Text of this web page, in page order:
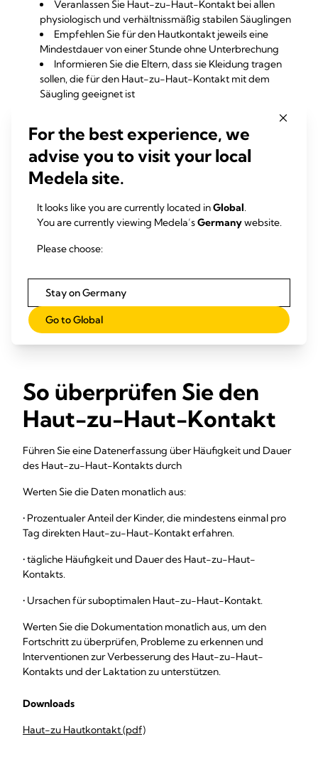
Veranlassen Sie Haut-zu-Haut-Kontakt bei allen
physiologisch und verhältnissmäßig stabilen Säuglingen
Empfehlen Sie für den Hautkontakt jeweils eine
Mindestdauer von einer Stunde ohne Unterbrechung
Informieren Sie die Eltern, dass sie Kleidung tragen
sollen, die für den Haut-zu-Haut-Kontakt mit dem
Säugling geeignet ist
Abpumpen von Muttermilch während des Hautkontakts
oder direkt danach.
Ermöglichen Sie der Mutter, dem Säugling während
des Hautkontakts die (zuletzt abgepumpte) Brust zum
nicht-nutritiven Saugen anzubieten.
Maßnahmen jeden Haut-zu-Haut-Kontakt unter
Angabe von Häufigkeit und Dauer bzw. bei
unterbliebenem Hautkontakt unter Angabe der Gründe
förderliche Rahmenbedingungen für den regelmäßigen
Haut-zu-Haut-Kontakt bei jedem Besuch der Eltern:
bequeme Sitzgelegenheiten, Platz und großzügige
Besuchszeiten.
So überprüfen Sie den
Haut-zu-Haut-Kontakt
Führen Sie eine Datenerfassung über Häufigkeit und Dauer
des Haut-zu-Haut-Kontakts durch
Werten Sie die Daten monatlich aus:
• Prozentualer Anteil der Kinder, die mindestens einmal pro
Tag direkten Haut-zu-Haut-Kontakt erfahren.
• tägliche Häufigkeit und Dauer des Haut-zu-Haut-
Kontakts.
• Ursachen für suboptimalen Haut-zu-Haut-Kontakt.
Werten Sie die Dokumentation monatlich aus, um den
Fortschritt zu überprüfen, Probleme zu erkennen und
Interventionen zur Verbesserung des Haut-zu-Haut-
Kontakts und der Laktation zu unterstützen.
Downloads
Haut-zu Hautkontakt (pdf)
For the best experience, we
advise you to visit your local
Medela site.
It looks like you are currently located inGlobal.
You are currently viewing Medela’sGermanywebsite.
Please choose:
Stay on Germany
Go to Global